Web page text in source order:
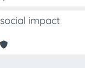
social impact